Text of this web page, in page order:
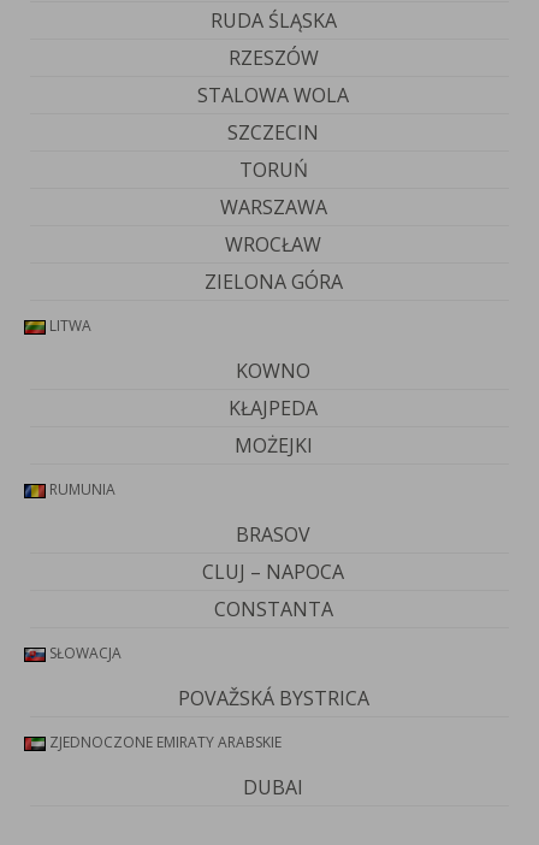
RUDA ŚLĄSKA
RZESZÓW
STALOWA WOLA
SZCZECIN
TORUŃ
WARSZAWA
WROCŁAW
ZIELONA GÓRA
LITWA
KOWNO
KŁAJPEDA
MOŻEJKI
RUMUNIA
BRASOV
CLUJ – NAPOCA
CONSTANTA
SŁOWACJA
POVAŽSKÁ BYSTRICA
ZJEDNOCZONE EMIRATY ARABSKIE
DUBAI